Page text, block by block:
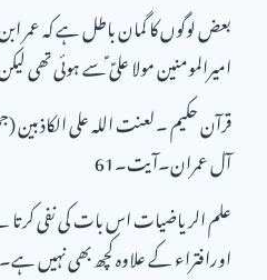
بعض لوگوں کا گمان باطل ہے کہ عمر
امیرالمومنین مولا علیؑ ؑسے ہوئی تھی
قرآن حکیم ۔لعنت اللہ علی
آل عمران۔آیت۔61
علم الریاضیات اس بات کی نفی
اورافتراء کے علاوہ کچھ بھی نہیں ہے۔